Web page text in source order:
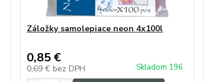
Záložky samolepiace neon 4x100l
0,85 €
0,69 € bez DPH Skladom 196